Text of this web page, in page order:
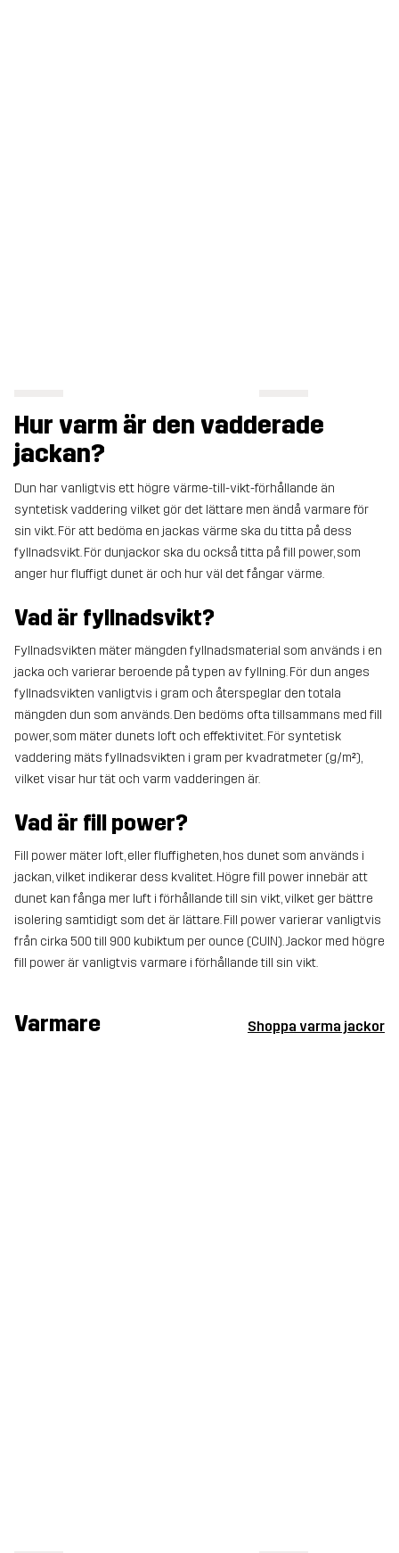
Hur varm är den vadderade
jackan?
Dun har vanligtvis ett högre värme-till-vikt-förhållande än
syntetisk vaddering vilket gör det lättare men ändå varmare för
sin vikt. För att bedöma en jackas värme ska du titta på dess
fyllnadsvikt. För dunjackor ska du också titta på fill power, som
anger hur fluffigt dunet är och hur väl det fångar värme.
Vad är fyllnadsvikt?
Fyllnadsvikten mäter mängden fyllnadsmaterial som används i en
jacka och varierar beroende på typen av fyllning. För dun anges
fyllnadsvikten vanligtvis i gram och återspeglar den totala
mängden dun som används. Den bedöms ofta tillsammans med fill
power, som mäter dunets loft och effektivitet. För syntetisk
vaddering mäts fyllnadsvikten i gram per kvadratmeter (g/m²),
vilket visar hur tät och varm vadderingen är.
Vad är fill power?
Fill power mäter loft, eller fluffigheten, hos dunet som används i
jackan, vilket indikerar dess kvalitet. Högre fill power innebär att
dunet kan fånga mer luft i förhållande till sin vikt, vilket ger bättre
isolering samtidigt som det är lättare. Fill power varierar vanligtvis
från cirka 500 till 900 kubiktum per ounce (CUIN). Jackor med högre
fill power är vanligtvis varmare i förhållande till sin vikt.
Varmare Shoppa varma jackor